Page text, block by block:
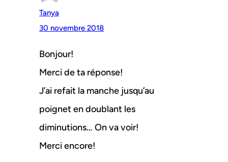
Tanya
30 novembre 2018
Bonjour!
Merci de ta réponse!
J’ai refait la manche jusqu’au
poignet en doublant les
diminutions… On va voir!
Merci encore!